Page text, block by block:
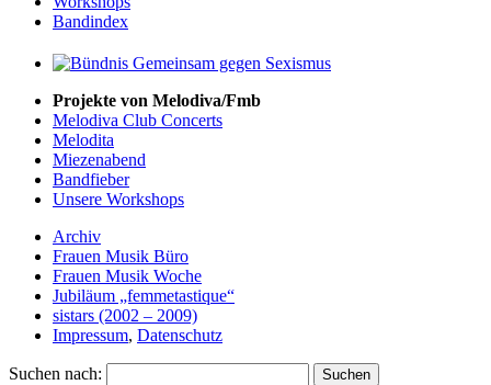
Bandindex
Projekte von Melodiva/Fmb
Melodiva Club Concerts
Melodita
Miezenabend
Bandfieber
Unsere Workshops
Archiv
Frauen Musik Büro
Frauen Musik Woche
Jubiläum „femmetastique“
sistars (2002 – 2009)
Impressum, Datenschutz
Suchen nach: